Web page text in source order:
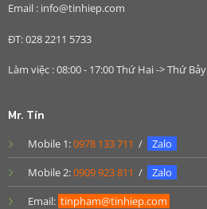
Email : info@tinhiep.com
ĐT: 028 2211 5733
Làm việc : 08:00 - 17:00 Thứ Hai -> Thứ Bảy
Mr. Tín
Mobile 1:0978 133 711 /
Zalo
Mobile 2:0909 923 811 /
Zalo
Email: tinpham@tinhiep.com